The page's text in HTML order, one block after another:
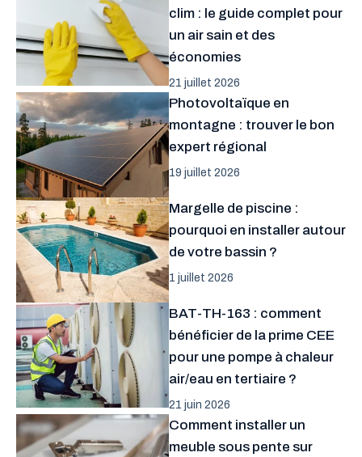
clim : le guide complet pour
un air sain et des
économies
21 juillet 2026
Photovoltaïque en
montagne : trouver le bon
expert régional
19 juillet 2026
Margelle de piscine :
pourquoi en installer autour
de votre bassin ?
1 juillet 2026
BAT-TH-163 : comment
bénéficier de la prime CEE
pour une pompe à chaleur
air/eau en tertiaire ?
21 juin 2026
Comment installer un
meuble sous pente sur